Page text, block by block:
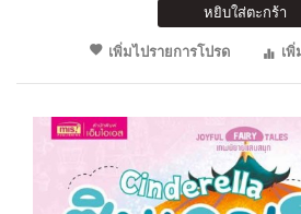
หยิบใส่ตะกร้า
เพิ่มไปรายการโปรด
เ